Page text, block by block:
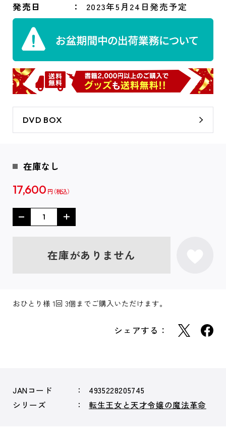
発売日 2023年5月24日発売予定
DVD BOX
在庫なし
17,600 円
在庫がありません
おひとり様 1回 3個までご購入いただけます。
シェアする：
JANコード
4935228205745
シリーズ
転生王女と天才令嬢の魔法革命